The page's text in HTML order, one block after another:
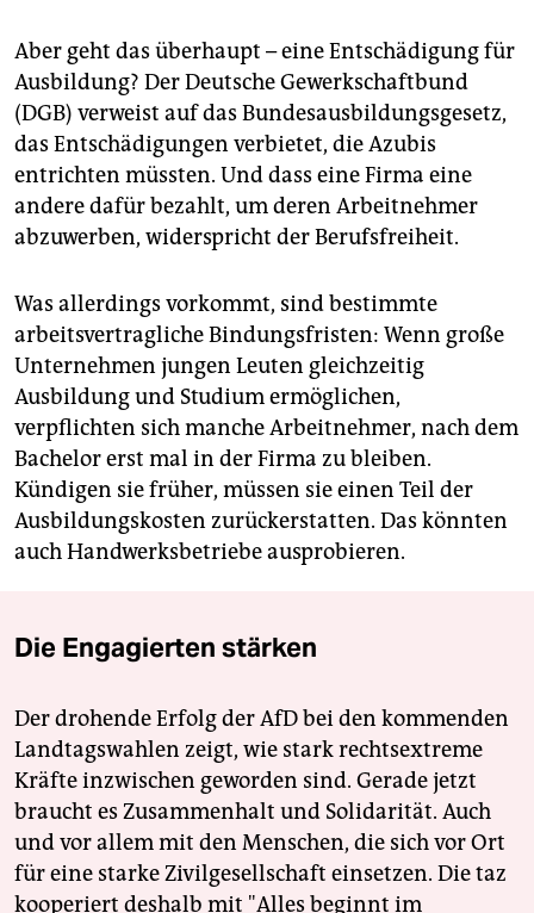
Aber geht das überhaupt – eine Entschädigung für
Ausbildung? Der Deutsche Gewerkschaftbund
(DGB) verweist auf das Bundesausbildungsgesetz,
das Entschädigungen verbietet, die Azubis
entrichten müssten. Und dass eine Firma eine
andere dafür bezahlt, um deren Arbeitnehmer
abzuwerben, widerspricht der Berufsfreiheit.
Was allerdings vorkommt, sind bestimmte
arbeitsvertragliche Bindungsfristen: Wenn große
Unternehmen jungen Leuten gleichzeitig
Ausbildung und Studium ermöglichen,
verpflichten sich manche Arbeitnehmer, nach dem
Bachelor erst mal in der Firma zu bleiben.
Kündigen sie früher, müssen sie einen Teil der
Ausbildungskosten zurückerstatten. Das könnten
auch Handwerksbetriebe ausprobieren.
Die Engagierten stärken
Der drohende Erfolg der AfD bei den kommenden
Landtagswahlen zeigt, wie stark rechtsextreme
Kräfte inzwischen geworden sind. Gerade jetzt
braucht es Zusammenhalt und Solidarität. Auch
und vor allem mit den Menschen, die sich vor Ort
für eine starke Zivilgesellschaft einsetzen. Die taz
kooperiert deshalb mit "Alles beginnt im